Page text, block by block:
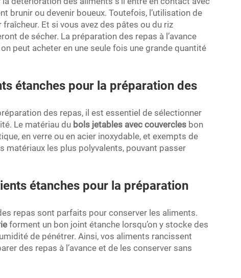
brunir ou devenir boueux. Toutefois, l’utilisation de
Et si vous avez des pâtes ou du riz
de sécher. La préparation des repas à l’avance
peut acheter en une seule fois une grande quantité
étanches pour la préparation des
des repas, il est essentiel de sélectionner
Le matériau du bols jetables avec couvercles bon
en verre ou en acier inoxydable, et exempts de
matériaux les plus polyvalents, pouvant passer
étanches pour la préparation
repas sont parfaits pour conserver les aliments.
forment un bon joint étanche lorsqu’on y stocke des
de pénétrer. Ainsi, vos aliments rancissent
des repas à l’avance et de les conserver sans